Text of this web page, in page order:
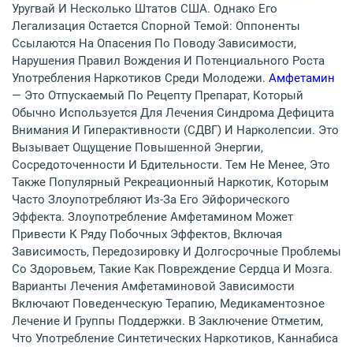
Уругвай И Несколько Штатов США. Однако Его
Легализация Остается Спорной Темой: Оппоненты
Ссылаются На Опасения По Поводу Зависимости,
Нарушения Правил Вождения И Потенциального Роста
Употребления Наркотиков Среди Молодежи. Амфетамин
— Это Отпускаемый По Рецепту Препарат, Который
Обычно Используется Для Лечения Синдрома Дефицита
Внимания И Гиперактивности (СДВГ) И Нарколепсии. Это
Вызывает Ощущение Повышенной Энергии,
Сосредоточенности И Бдительности. Тем Не Менее, Это
Также Популярный Рекреационный Наркотик, Которым
Часто Злоупотребляют Из-За Его Эйфорического
Эффекта. Злоупотребление Амфетамином Может
Привести К Ряду Побочных Эффектов, Включая
Зависимость, Передозировку И Долгосрочные Проблемы
Со Здоровьем, Такие Как Повреждение Сердца И Мозга.
Варианты Лечения Амфетаминовой Зависимости
Включают Поведенческую Терапию, Медикаментозное
Лечение И Группы Поддержки. В Заключение Отметим,
Что Употребление Синтетических Наркотиков, Каннабиса